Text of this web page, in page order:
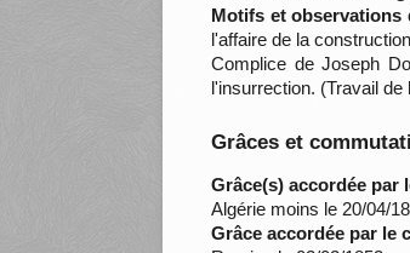
Motifs et observations
l'affaire de la
Complice de Joseph
l'insurrection. (Travail
Grâces et
Grâce(s) accordée par
Algérie moins le 20/04/
Grâce accordée par le